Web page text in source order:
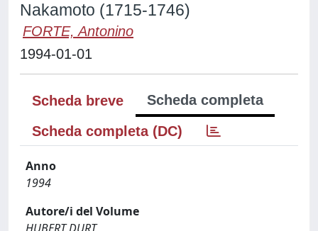
Nakamoto (1715-1746)
FORTE, Antonino
1994-01-01
Scheda breve
Scheda completa
Scheda completa (DC)
Anno
1994
Autore/i del Volume